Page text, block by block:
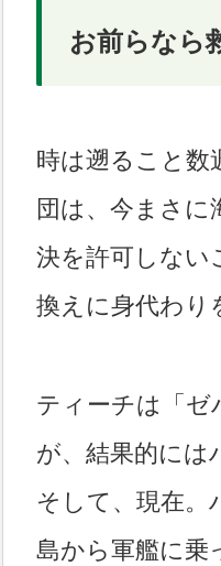
お前らなら
時は遡ること数
団は、今まさに
決を許可しない
換えに身代わり
ティーチは「
が、結果的には
そして、現在。
島から軍艦に乗